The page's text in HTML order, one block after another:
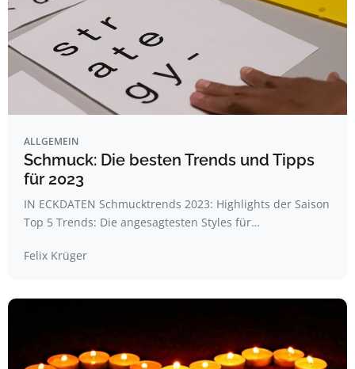
ALLGEMEIN
Schmuck: Die besten Trends und Tipps
für 2023
IN ECKDATEN Schmucktrends 2023: Highlights der Saison
Top 5 Trends: Die angesagtesten Styles für…
Felix Krüger